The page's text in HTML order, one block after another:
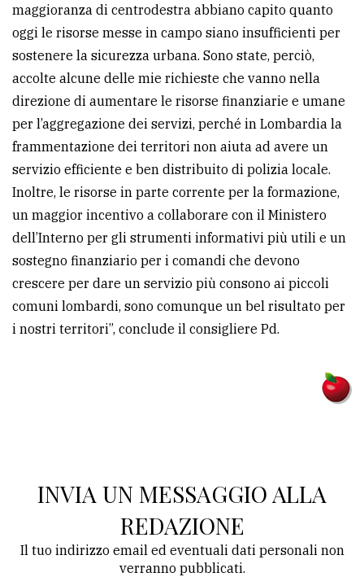
maggioranza di centrodestra abbiano capito quanto
oggi le risorse messe in campo siano insufficienti per
sostenere la sicurezza urbana. Sono state, perciò,
accolte alcune delle mie richieste che vanno nella
direzione di aumentare le risorse finanziarie e umane
per l’aggregazione dei servizi, perché in Lombardia la
frammentazione dei territori non aiuta ad avere un
servizio efficiente e ben distribuito di polizia locale.
Inoltre, le risorse in parte corrente per la formazione,
un maggior incentivo a collaborare con il Ministero
dell’Interno per gli strumenti informativi più utili e un
sostegno finanziario per i comandi che devono
crescere per dare un servizio più consono ai piccoli
comuni lombardi, sono comunque un bel risultato per
i nostri territori”, conclude il consigliere Pd.
INVIA UN MESSAGGIO ALLA
REDAZIONE
Il tuo indirizzo email ed eventuali dati personali non
verranno pubblicati.